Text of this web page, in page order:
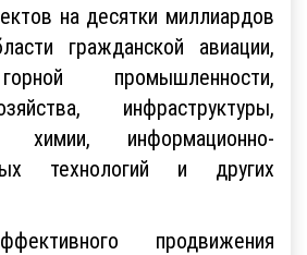
на десятки миллиардов
гражданской авиации,
промышленности,
инфраструктуры,
химии, информационно-
технологий и других
продвижения